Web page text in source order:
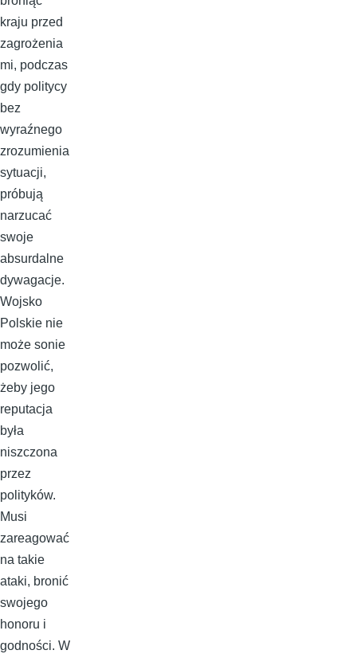
kraju przed
zagrożenia
mi, podczas
gdy politycy
bez
wyraźnego
zrozumienia
sytuacji,
próbują
narzucać
swoje
absurdalne
dywagacje.
Wojsko
Polskie nie
może sonie
pozwolić,
żeby jego
reputacja
była
niszczona
przez
polityków.
Musi
zareagować
na takie
ataki, bronić
swojego
honoru i
godności. W